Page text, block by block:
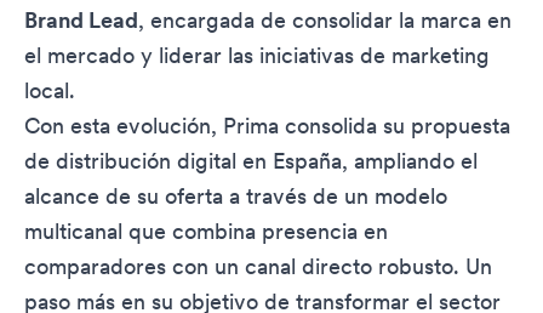
Brand Lead, encargada de consolidar la marca en
el mercado y liderar las iniciativas de marketing
local.
Con esta evolución, Prima consolida su propuesta
de distribución digital en España, ampliando el
alcance de su oferta a través de un modelo
multicanal que combina presencia en
comparadores con un canal directo robusto. Un
paso más en su objetivo de transformar el sector